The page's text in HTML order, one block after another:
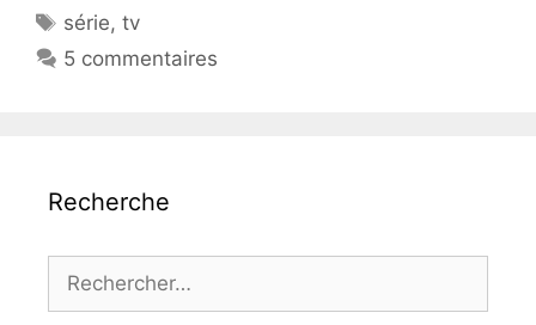
Étiquettes
série,tv
5 commentaires
Recherche